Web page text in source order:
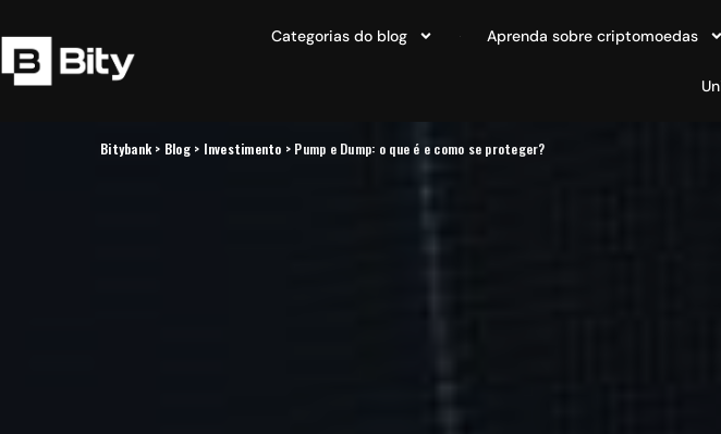
Categorias do blog Aprenda sobre criptomoedas
Bitybank > Blog> Investimento > Pump e Dump: o que é e como se proteger?